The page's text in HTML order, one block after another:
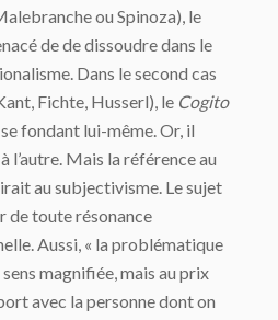
ou Spinoza), le
de de dissoudre dans le
Dans le second cas
Fichte, Husserl), le Cogito
fondant lui-même. Or, il
l’autre. Mais la référence au
au subjectivisme. Le sujet
de toute résonance
Aussi, « la problématique
magnifiée, mais au prix
avec la personne dont on